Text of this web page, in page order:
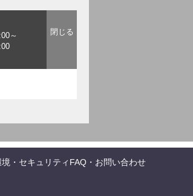
～
・セキュリティ FAQ・お問い合わせ